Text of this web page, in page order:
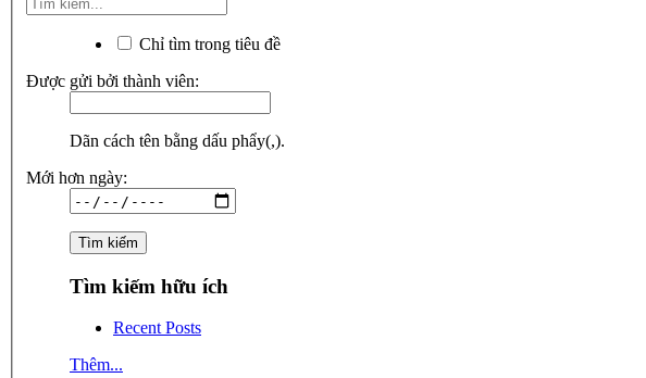
Chỉ tìm trong tiêu đề
Được gửi bởi thành viên:
Dãn cách tên bằng dấu phẩy(,).
Mới hơn ngày:
Tìm kiếm hữu ích
Recent Posts
Thêm...